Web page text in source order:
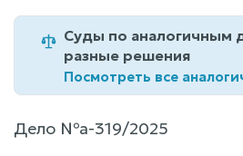
Суды по аналогичным
разные решения
Посмотреть все
Дело №а-319/2025